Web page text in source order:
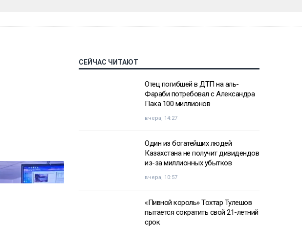
СЕЙЧАС ЧИТАЮТ
Отец погибшей в ДТП на аль-
Фараби потребовал с Александра
Пака 100 миллионов
вчера, 14:27
Один из богатейших людей
Казахстана не получит дивидендов
из-за миллионных убытков
вчера, 10:57
«Пивной король» Тохтар Тулешов
пытается сократить свой 21-летний
срок